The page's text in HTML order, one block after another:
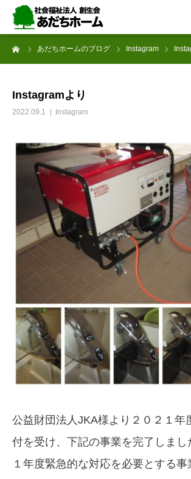
あだちホームのブログ Instagram
Instagramより
2022.09.1 Instagram
公益財団法人JKA様より２０２１年
付を受け、下記の事業を完了しまし
１年度緊急的な対応を必要とする事
ホーム
施設概要
採用情報
お問い合わせ